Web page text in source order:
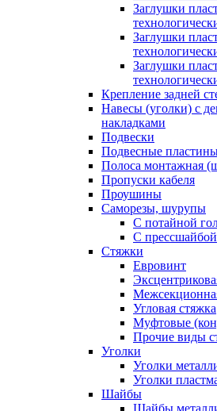
Заглушки
Заглушки
Заглушки
Крепление задней
Навесы (уголки) с
накладками
Подвески
Подвесные
Полоса монтажная
Пропуски кабеля
Проушины
Саморезы, шурупы
С потайной
С прессшайбой
Стяжки
Евровинт
Угловая стяжка
Муфтовые
Прочие виды
Уголки
Уголки
Уголки
Шайбы
Шайбы